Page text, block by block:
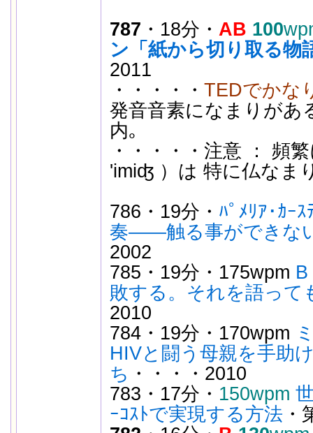
787 ・18分・ AB 100
ン「紙から切り取る物
2011
・・・・・ TEDでかな
発音音素になまりがあ
内｡
・・・・・注意 ： 頻
'imiʤ ）は 特に仏なま
786・19分・ ﾊﾟﾒﾘｱ･ｶｰ
奏——触る事ができな
2002
785・19分・175wpm B
敗する。それを語って
2010
784・19分・170wpm
HIVと闘う母親を手助
ち ・・・・2010
783・17分・ 150wpm
ｰｺｽﾄで実現する方法 ・